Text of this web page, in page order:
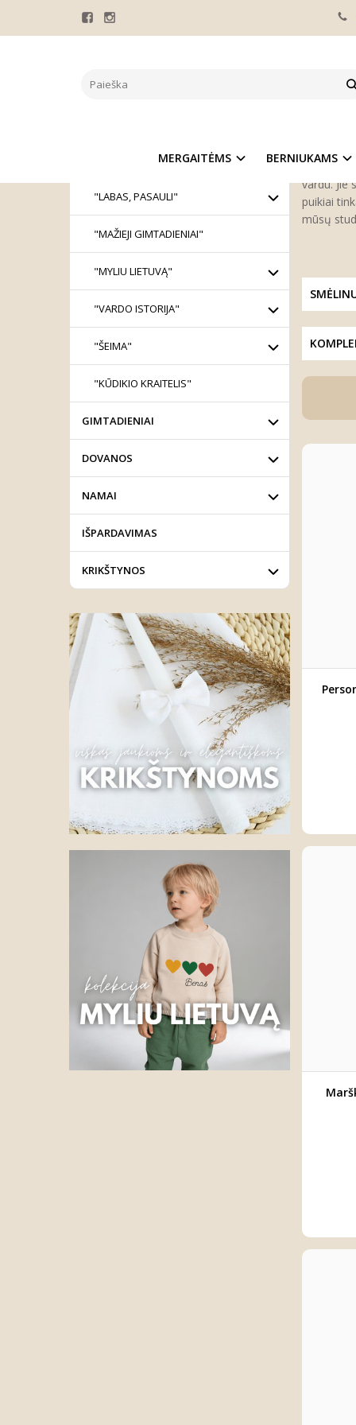
MERGAITĖMS BERNIUKAMS
Šioje
vardu. Jie
puikiai
mūsų
MERGAITĖMS
"LABAS, PASAULI"
"MAŽIEJI GIMTADIENIAI"
"MYLIU LIETUVĄ"
"VARDO ISTORIJA"
"ŠEIMA"
"KŪDIKIO KRAITELIS"
GIMTADIENIAI
DOVANOS
NAMAI
IŠPARDAVIMAS
KRIKŠTYNOS